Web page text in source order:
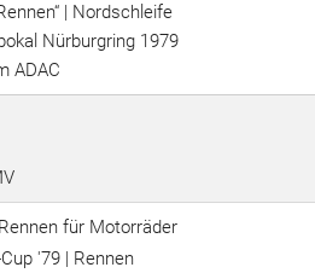
| Nordschleife
Nürburgring 1979
ADAC
für Motorräder
'79 | Rennen